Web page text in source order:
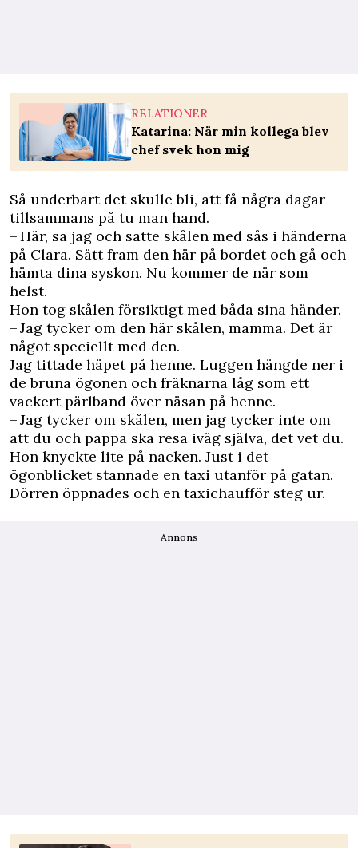
RELATIONER
Katarina: När min kollega blev
chef svek hon mig
Så underbart det skulle bli, att få några dagar
tillsammans på tu man hand.
– Här, sa jag och satte skålen med sås i händerna
på Clara. Sätt fram den här på bordet och gå och
hämta dina syskon. Nu kommer de när som
helst.
Hon tog skålen försiktigt med båda sina händer.
– Jag tycker om den här skålen, mamma. Det är
något speciellt med den.
Jag tittade häpet på henne. Luggen hängde ner i
de bruna ögonen och fräknarna låg som ett
vackert pärlband över näsan på henne.
– Jag tycker om skålen, men jag tycker inte om
att du och pappa ska resa iväg själva, det vet du.
Hon knyckte lite på nacken. Just i det
ögonblicket stannade en taxi utanför på gatan.
Dörren öppnades och en taxichaufför steg ur.
Annons